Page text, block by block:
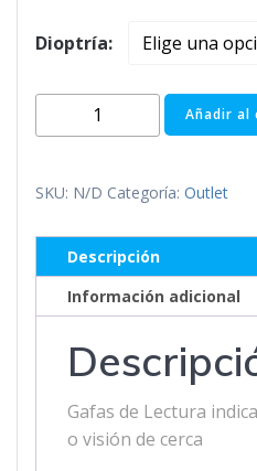
Dioptría:
ZURICH
AZUL
Añadir al
SKU: N/D Categoría: Outlet
Descripción
Información adicional
Gafas de Lectura
o visión de cerca